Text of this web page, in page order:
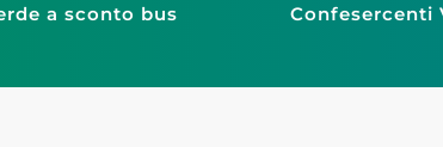
a sconto bus